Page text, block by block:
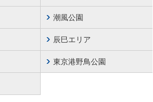
潮風公園
辰巳エリア
東京港野鳥公園